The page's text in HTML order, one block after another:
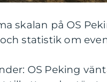
skalan på OS
statistik om
OS Peking